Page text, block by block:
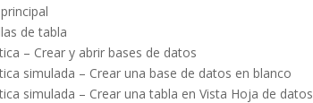
de tabla
– Crear y abrir bases de datos
simulada – Crear una base de datos en blanco
simulada – Crear una tabla en Vista Hoja de datos